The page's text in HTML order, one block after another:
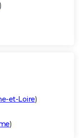
)
et-Loire)
)